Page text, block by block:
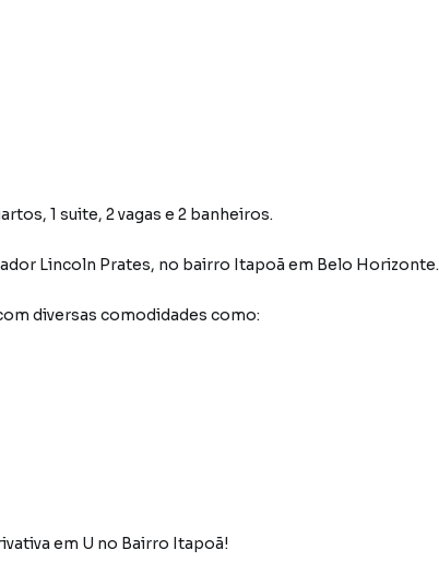
1 suite, 2 vagas e 2 banheiros.
Lincoln Prates, no bairro Itapoã em Belo Horizonte.
diversas comodidades como:
em U no Bairro Itapoã!